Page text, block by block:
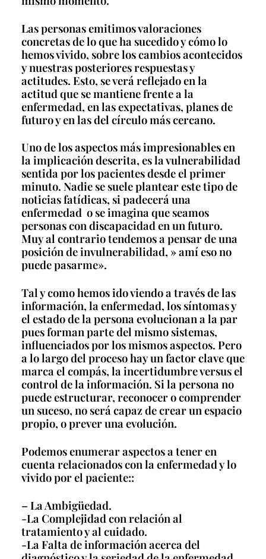
Las personas emitimos valoraciones
concretas de lo que ha sucedido y cómo lo
hemos vivido, sobre los cambios acontecidos
y nuestras posteriores respuestas y
actitudes. Esto, se verá reflejado en la
actitud que se mantiene frente a la
enfermedad, en las expectativas, planes de
futuro y en las del círculo más cercano.
Uno de los aspectos más impresionables en
la implicación descrita, es la vulnerabilidad
sentida por los pacientes desde el primer
minuto. Nadie se suele plantear este tipo de
noticias fatídicas, si padecerá una
enfermedad o se imagina que seamos
personas con discapacidad en un futuro.
Muy al contrario tendemos a pensar de una
posición de invulnerabilidad, » amí eso no
puede pasarme».
Tal y como hemos ido viendo a través de las
información, la enfermedad, los síntomas y
el estado de la persona evolucionan a la par
pues forman parte del mismo sistemas,
influenciados por los mismos aspectos. Pero
a lo largo del proceso hay un factor clave que
marca el compás, la incertidumbre versus el
control de la información. Si la persona no
puede estructurar, reconocer o comprender
un suceso, no será capaz de crear un espacio
propio, o prever una evolución.
Podemos enumerar aspectos a tener en
cuenta relacionados con la enfermedad y lo
vivido por el paciente::
– La Ambigüedad.
-La Complejidad con relación al
tratamiento y al cuidado.
-La Falta de información acerca del